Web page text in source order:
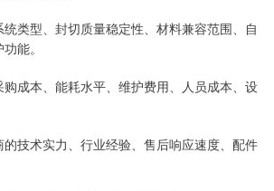
类型、封切质量稳定性、材料兼容范围、自
能。
成本、能耗水平、维护费用、人员成本、设
技术实力、行业经验、售后响应速度、配件